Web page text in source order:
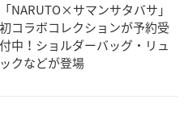
「NARUTO×サマンサタバサ」
初コラボコレクションが予約受
付中！ショルダーバッグ・リュ
ックなどが登場